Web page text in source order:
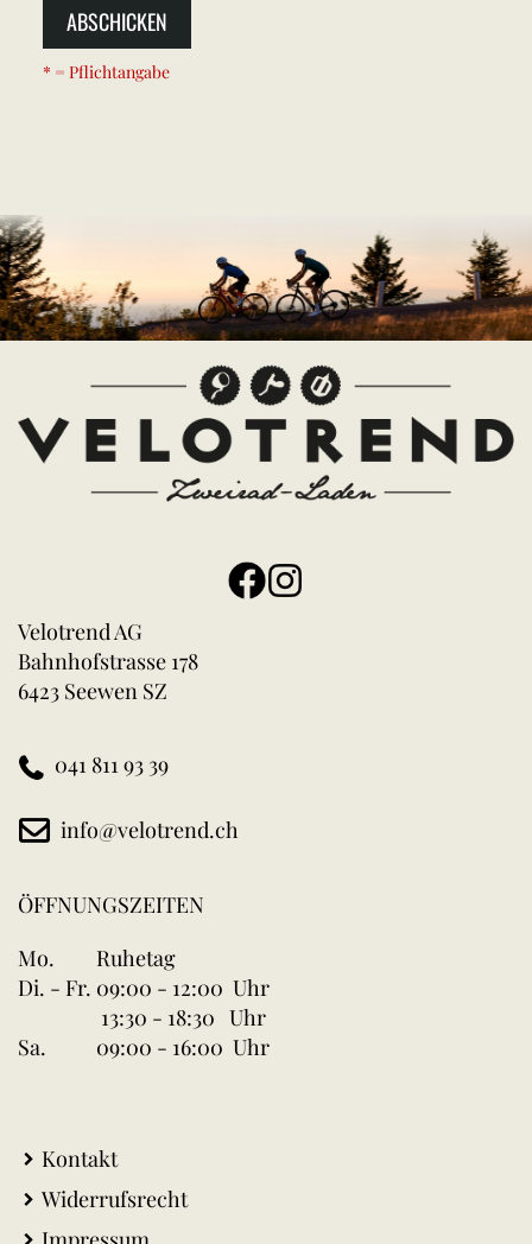
ABSCHICKEN
* = Pflichtangabe
Velotrend AG
Bahnhofstrasse 178
6423 Seewen SZ
041 811 93 39
info@velotrend.ch
ÖFFNUNGSZEITEN
Mo.
Ruhetag
Di. - Fr. 09:00 - 12:00 Uhr
13:30 - 18:30 Uhr
Sa.
09:00 - 16:00 Uhr
Kontakt
Widerrufsrecht